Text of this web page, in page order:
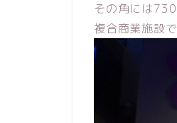
その角には
複合商業施設